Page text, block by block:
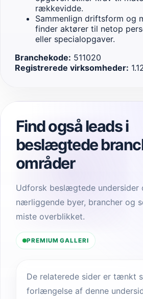
rækkevidde.
Sammenlign driftsform og
finder aktører til netop
eller specialopgaver.
Branchekode: 511020
Registrerede virksomheder:
Find også leads i
beslægtede
områder
Udforsk beslægtede undersider
nærliggende byer, brancher og
miste overblikket.
PREMIUM GALLERI
De relaterede sider er tænkt
forlængelse af denne